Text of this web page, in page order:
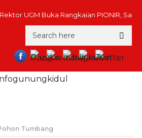
Rektor UGM Buka Rangkaian PIONIR,
Tumbang